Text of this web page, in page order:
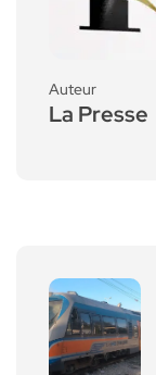
Auteur
La Presse